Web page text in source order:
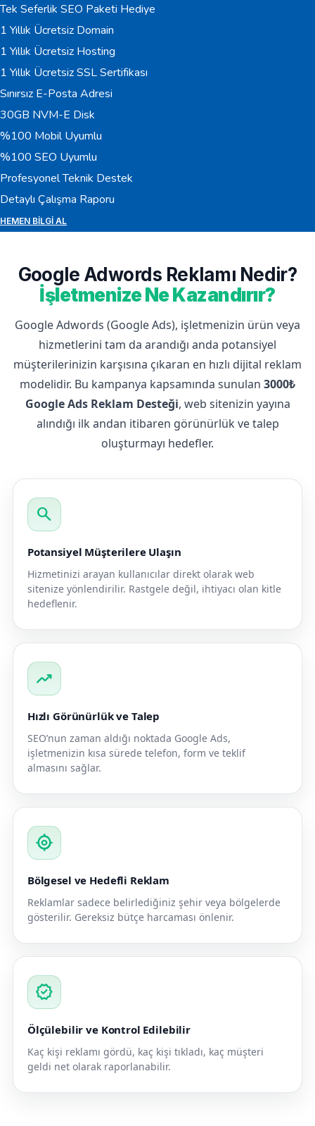
Tek Seferlik SEO Paketi Hediye
1 Yıllık Ücretsiz Domain
1 Yıllık Ücretsiz Hosting
1 Yıllık Ücretsiz SSL Sertifikası
Sınırsız E-Posta Adresi
30GB NVM-E Disk
%100 Mobil Uyumlu
%100 SEO Uyumlu
Profesyonel Teknik Destek
Detaylı Çalışma Raporu
HEMEN BILGI AL
Google Adwords Reklamı Nedir?
İşletmenize Ne Kazandırır?
Google Adwords (Google Ads), işletmenizin ürün veya
hizmetlerini tam da arandığı anda potansiyel
müşterilerinizin karşısına çıkaran en hızlı dijital reklam
modelidir. Bu kampanya kapsamında sunulan 3000₺
Google Ads Reklam Desteği, web sitenizin yayına
alındığı ilk andan itibaren görünürlük ve talep
oluşturmayı hedefler.
search
Potansiyel Müşterilere Ulaşın
Hizmetinizi arayan kullanıcılar direkt olarak web
sitenize yönlendirilir. Rastgele değil, ihtiyacı olan kitle
hedeflenir.
trending_up
Hızlı Görünürlük ve Talep
SEO’nun zaman aldığı noktada Google Ads,
işletmenizin kısa sürede telefon, form ve teklif
almasını sağlar.
my_location
Bölgesel ve Hedefli Reklam
Reklamlar sadece belirlediğiniz şehir veya bölgelerde
gösterilir. Gereksiz bütçe harcaması önlenir.
verified
Ölçülebilir ve Kontrol Edilebilir
Kaç kişi reklamı gördü, kaç kişi tıkladı, kaç müşteri
geldi net olarak raporlanabilir.